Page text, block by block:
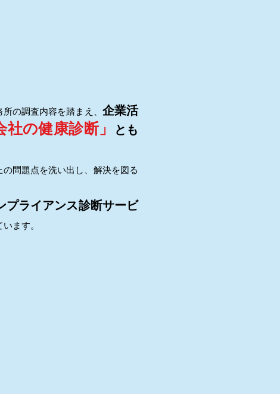
の調査内容を踏まえ、 企業活
社の健康診断」
とも
問題点を洗い出し、解決を図る
プライアンス診断サービ
ます。